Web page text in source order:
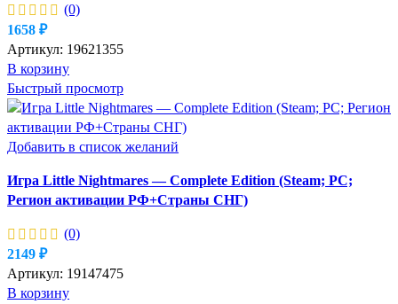
(0)
1658 ₽
Артикул: 19621355
В корзину
Быстрый просмотр
Добавить в список желаний
Игра Little Nightmares — Complete Edition (Steam; PC;
Регион активации РФ+Страны СНГ)
(0)
2149 ₽
Артикул: 19147475
В корзину